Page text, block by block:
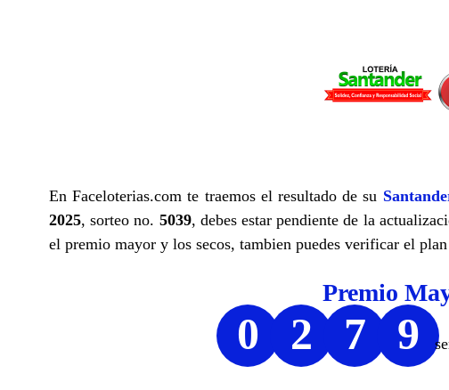
En Faceloterias.com te traemos el resultado de su
2025, sorteo no. 5039, debes estar pendiente de la
el premio mayor y los secos, tambien puedes verificar el
Premio
0 2 7 9